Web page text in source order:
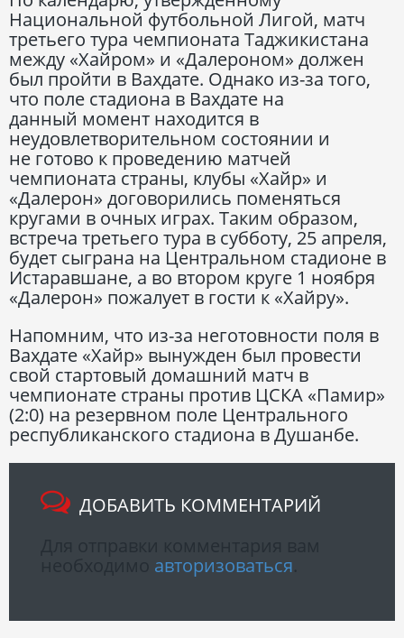
Национальной футбольной Лигой, матч
третьего тура чемпионата Таджикистана
между «Хайром» и «Далероном» должен
был пройти в Вахдате. Однако из-за того,
что поле стадиона в Вахдате на
данный момент находится в
неудовлетворительном состоянии и
не готово к проведению матчей
чемпионата страны, клубы «Хайр» и
«Далерон» договорились поменяться
кругами в очных играх. Таким образом,
встреча третьего тура в субботу, 25 апреля,
будет сыграна на Центральном стадионе в
Истаравшане, а во втором круге 1 ноября
«Далерон» пожалует в гости к «Хайру».
Напомним, что из-за неготовности поля в
Вахдате «Хайр» вынужден был провести
свой стартовый домашний матч в
чемпионате страны против ЦСКА «Памир»
(2:0) на резервном поле Центрального
республиканского стадиона в Душанбе.
ДОБАВИТЬ КОММЕНТАРИЙ
авторизоваться